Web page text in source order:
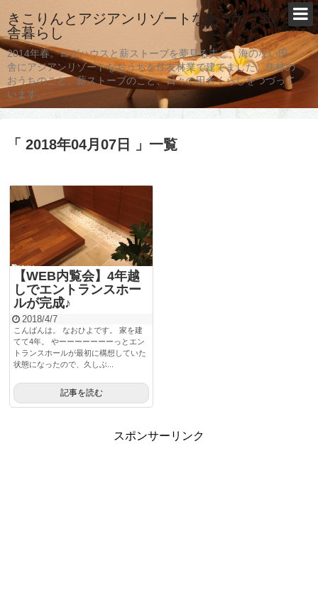
きこりんとアジアンリゾートなおうちで田
舎暮らし
2014年春。ログハウスと薪ストーブを夢見る夫と、海のない田
舎にアジアンリゾートなおうちを住友林業で建てました。住林の
おうちのこと、薪ストーブのこと、日々の田舎くらしをつづって
います。
「 2018年04月07日 」一覧
【WEB内覧会】4年越
しでエントランスホー
ルが完成♪
2018/4/7
こんばんは。 なおひよです。 家を建
てて4年。 やーーーーーーーっとエン
トランスホールが最初に構想していた
状態になったので、久しぶ...
記事を読む
スポンサーリンク